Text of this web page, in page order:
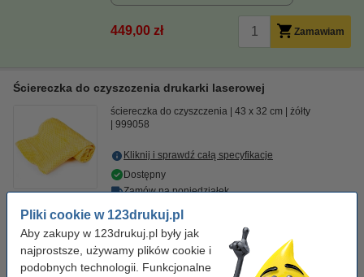
Pliki cookie w 123drukuj.pl
Aby zakupy w 123drukuj.pl były jak
najprostsze, używamy plików cookie i
podobnych technologii. Funkcjonalne
449,00 zł Zamawiam
Ściereczka do czyszczenia drukarki laserowej
ściereczka do czyszczenia 43 x 32 cm
żółty
999058
Kliknij i sprawdź całą specyfikacje
Dostępny
Zamów na poniedziałek
7,50 zł